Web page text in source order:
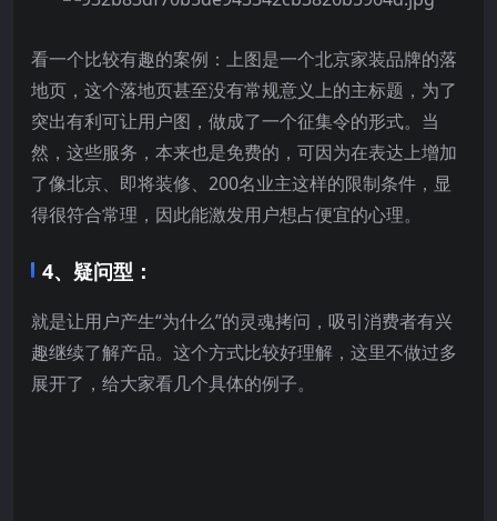
看一个比较有趣的案例：上图是一个北京家装品牌的落
地页，这个落地页甚至没有常规意义上的主标题，为了
突出有利可让用户图，做成了一个征集令的形式。当
然，这些服务，本来也是免费的，可因为在表达上增加
了像北京、即将装修、200名业主这样的限制条件，显
得很符合常理，因此能激发用户想占便宜的心理。
4、疑问型：
就是让用户产生“为什么”的灵魂拷问，吸引消费者有兴
趣继续了解产品。这个方式比较好理解，这里不做过多
展开了，给大家看几个具体的例子。